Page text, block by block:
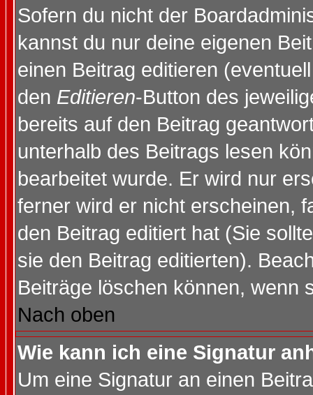
Sofern du nicht der
kannst du nur deine eigenen
einen Beitrag editieren
den Editieren-Button des
bereits auf den Beitrag
unterhalb des Beitrags lesen
bearbeitet wurde. Er wird nur
ferner wird er nicht erscheinen,
den Beitrag editiert hat (Sie
sie den Beitrag editierten).
Beiträge löschen können, wenn
Nach oben
Wie kann ich eine Signatur
Um eine Signatur an einen